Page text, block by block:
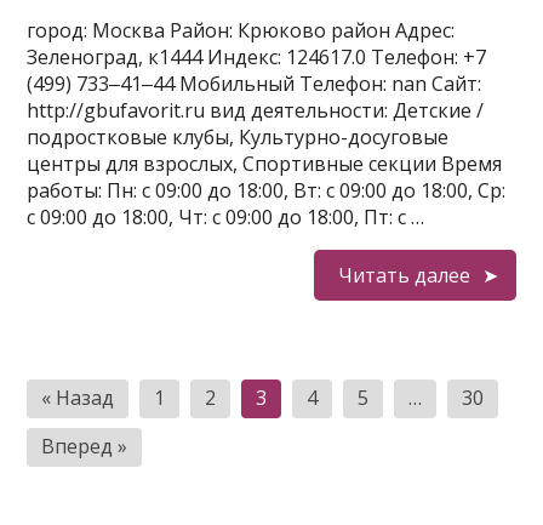
город: Москва Район: Крюково район Адрес:
Зеленоград, к1444 Индекс: 124617.0 Телефон: +7
(499) 733‒41‒44 Мобильный Телефон: nan Сайт:
http://gbufavorit.ru вид деятельности: Детские /
подростковые клубы, Культурно-досуговые
центры для взрослых, Спортивные секции Время
работы: Пн: с 09:00 до 18:00, Вт: с 09:00 до 18:00, Ср:
с 09:00 до 18:00, Чт: с 09:00 до 18:00, Пт: с …
Читать далее
Пагинация
записей
« Назад 1 2 3 4 5 …
30
Вперед »